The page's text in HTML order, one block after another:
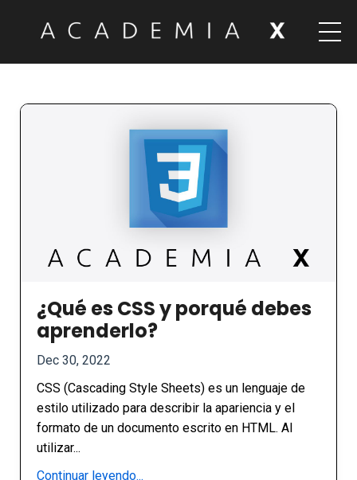
¿Qué es CSS y porqué debes
aprenderlo?
Dec 30, 2022
CSS (Cascading Style Sheets) es un lenguaje de
estilo utilizado para describir la apariencia y el
formato de un documento escrito en HTML. Al
utilizar...
Continuar leyendo...